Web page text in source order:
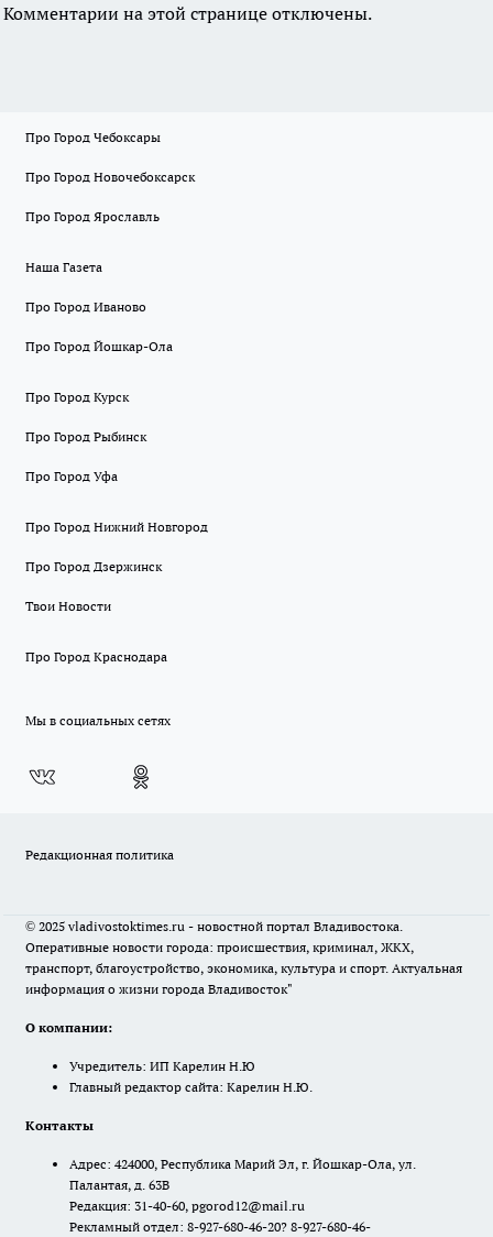
Комментарии на этой странице отключены.
Про Город Чебоксары
Про Город Новочебоксарск
Про Город Ярославль
Наша Газета
Про Город Иваново
Про Город Йошкар-Ола
Про Город Курск
Про Город Рыбинск
Про Город Уфа
Про Город Нижний Новгород
Про Город Дзержинск
Твои Новости
Про Город Краснодара
Мы в социальных сетях
Редакционная политика
© 2025 vladivostoktimes.ru - новостной портал Владивостока.
Оперативные новости города: происшествия, криминал, ЖКХ,
транспорт, благоустройство, экономика, культура и спорт. Актуальная
информация о жизни города Владивосток"
О компании:
Учредитель: ИП Карелин Н.Ю
Главный редактор сайта: Карелин Н.Ю.
Контакты
Адрес: 424000, Республика Марий Эл, г. Йошкар-Ола, ул.
Палантая, д. 63В
Редакция: 31-40-60, pgorod12@mail.ru
Рекламный отдел: 8-927-680-46-20? 8-927-680-46-